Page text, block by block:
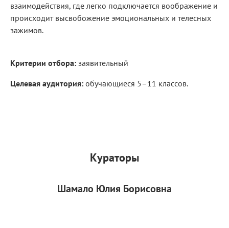
взаимодействия, где легко подключается воображение и
происходит высвобожение эмоциональных и телесных
зажимов.
Критерии отбора: заявительный
Целевая аудитория: обучающиеся 5–11 классов.
Кураторы
Шамало Юлия Борисовна